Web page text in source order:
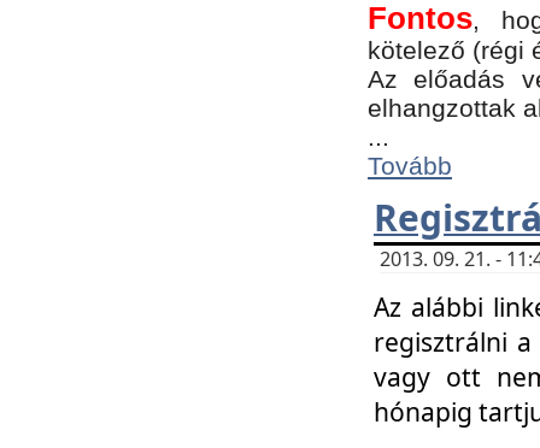
Fontos,
kötelező (régi
Az előadás
elhangzottak
...
Tovább
2013. 09. 21. -
Az alábbi
regisztrálni
vagy ott
hónapig